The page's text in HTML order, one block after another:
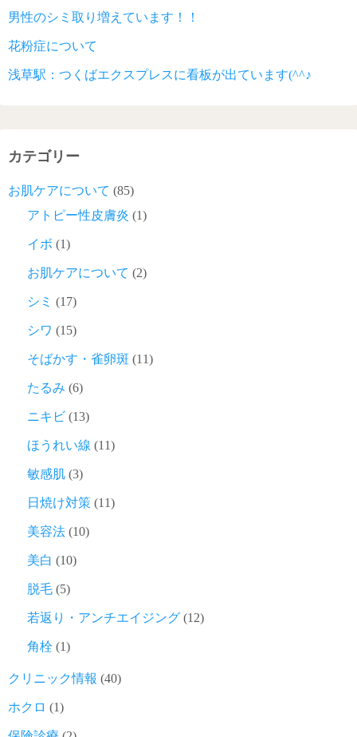
男性のシミ取り増えています！！
花粉症について
浅草駅：つくばエクスプレスに看板が出ています(^^♪
カテゴリー
お肌ケアについて (85)
アトピー性皮膚炎 (1)
イボ (1)
お肌ケアについて (2)
シミ (17)
シワ (15)
そばかす・雀卵斑 (11)
たるみ (6)
ニキビ (13)
ほうれい線 (11)
敏感肌 (3)
日焼け対策 (11)
美容法 (10)
美白 (10)
脱毛 (5)
若返り・アンチエイジング (12)
角栓 (1)
クリニック情報 (40)
ホクロ (1)